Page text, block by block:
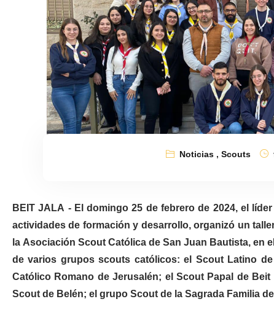
Noticias,Scouts
BEIT JALA - El domingo 25 de febrero de 2024, el
actividades de formación y desarrollo, organizó un
la Asociación Scout Católica de San Juan Bautista,
de varios grupos scouts católicos: el Scout Latino
Católico Romano de Jerusalén; el Scout Papal de
Scout de Belén; el grupo Scout de la Sagrada Familia